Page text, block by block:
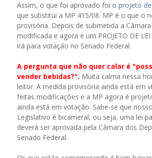
Assim, o que foi aprovado foi o projeto
que substitui a MP 415/08. MP é o que o
provisória. Depois de submetida a
modificada e agora é um PROJETO DE
irá para votação no Senado Federal.
A pergunta que não quer calar é
vender bebidas?". Muita calma nessa
leitor. A medida provisória ainda está em
feitas modificações e a MP agora é
ainda está em votação. Sabe-se que
Legislativo é bicameral, ou seja, uma lei
deverá ser aprovada pela Câmara dos
Senado Federal.